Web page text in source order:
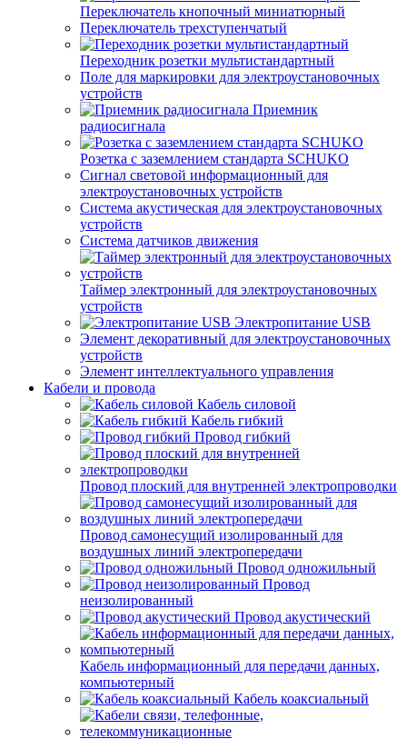
Переключатель кнопочный миниатюрный
Переключатель трехступенчатый
Переходник розетки мультистандартный
Поле для маркировки для электроустановочных
устройств
Приемник
радиосигнала
Розетка с заземлением стандарта SCHUKO
Сигнал световой информационный для
электроустановочных устройств
Система акустическая для электроустановочных
устройств
Система датчиков движения
Таймер электронный для электроустановочных
устройств
Электропитание USB
Элемент декоративный для электроустановочных
устройств
Элемент интеллектуального управления
Кабели и провода
Кабель силовой
Кабель гибкий
Провод гибкий
Провод плоский для внутренней электропроводки
Провод самонесущий изолированный для
воздушных линий электропередачи
Провод одножильный
Провод
неизолированный
Провод акустический
Кабель информационный для передачи данных,
компьютерный
Кабель коаксиальный